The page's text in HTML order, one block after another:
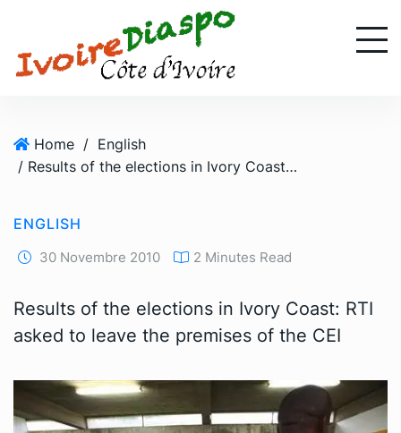
Home / English
/ Results of the elections in Ivory Coast: RTI asked to leave the premises of the CEI
ENGLISH
30 Novembre 2010 2 Minutes Read
Results of the elections in Ivory Coast: RTI
asked to leave the premises of the CEI